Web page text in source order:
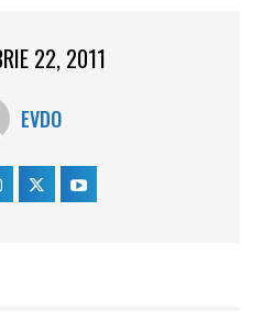
22, 2011
EVDO